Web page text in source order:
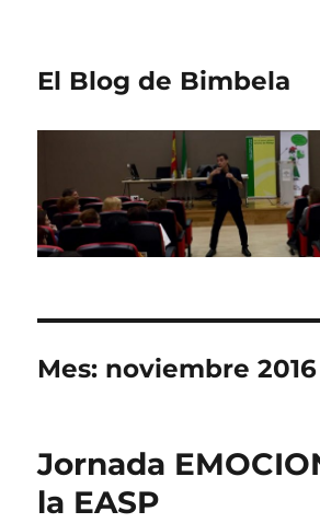
El Blog de Bimbela
Mes: noviembre 2016
Jornada
la EASP